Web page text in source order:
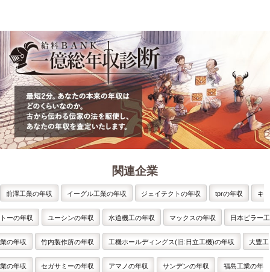
関連企業
前澤工業の年収 イーグル工業の年収 ジェイテクトの年収 tprの年収 キ
トーの年収 ユーシンの年収 水道機工の年収 マックスの年収 日本ピラー工
業の年収 竹内製作所の年収 工機ホールディングス(旧:日立工機)の年収 大豊工
業の年収 セガサミーの年収 アマノの年収 サンデンの年収 福島工業の年